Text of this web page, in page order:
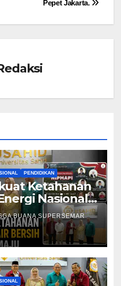
Pepet Jakarta.
PENDIDIKAN
Ketahanan
Nasional
BUANA SUPERSEMAR